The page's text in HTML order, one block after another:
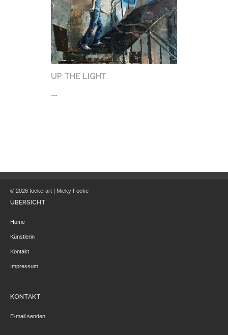
UP THE LIGHT
...
© 2026 focke-art | Micky Focke
ÜBERSICHT
Home
Künstlerin
Kontakt
Impressum
KONTAKT
E-mail senden